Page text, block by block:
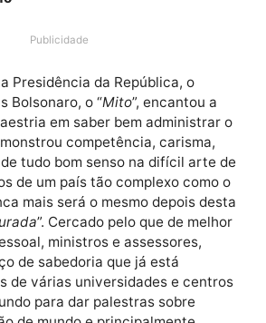
Publicidade
na Presidência da República, o
Bolsonaro, o “Mito”, encantou a
em saber bem administrar
competência, carisma,
de tudo bom senso na difícil arte
de um país tão complexo como